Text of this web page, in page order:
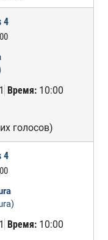
4
1 Время: 10:00
голосов)
4
1 Время: 10:00